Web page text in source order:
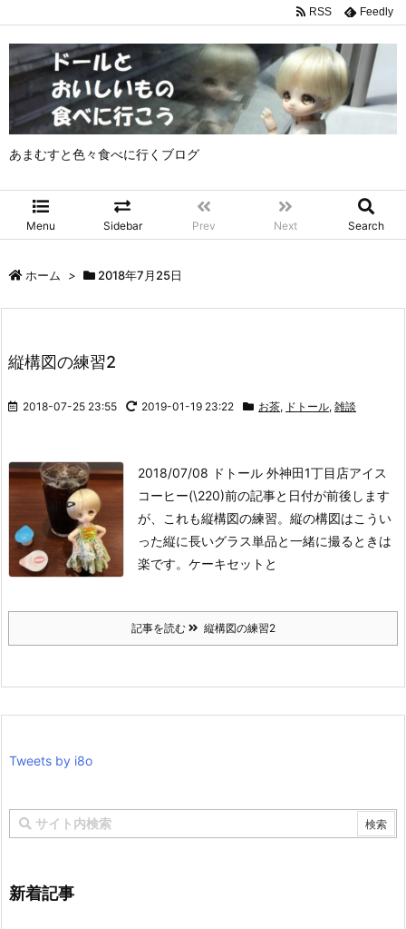
あまむすと色々食べに行くブログ
Menu Sidebar Prev Next Search
RSS Feedly
ホーム > 2018年7月25日
縦構図の練習2
2018-07-25 23:55 2019-01-19 23:22 お茶, ドトール, 雑談
2018/07/08 ドトール 外神田1丁目店アイス
コーヒー(\220)前の記事と日付が前後します
が、これも縦構図の練習。縦の構図はこうい
った縦に長いグラス単品と一緒に撮るときは
楽です。ケーキセットと
記事を読む 縦構図の練習2
Tweets by i8o
新着記事